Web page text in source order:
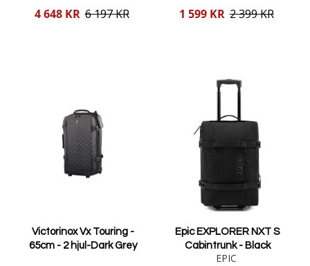
Reducerat
4 648 KR 6 197 KR
Reducerat
1 599 KR 2 399 KR
Victorinox Vx Touring -
65cm - 2 hjul-Dark Grey
Epic EXPLORER NXT S
Cabintrunk - Black
EPIC